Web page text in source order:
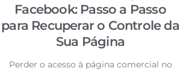
Facebook: Passo a Passo
para Recuperar o Controle da
Sua Página
Perder o acesso à página comercial no